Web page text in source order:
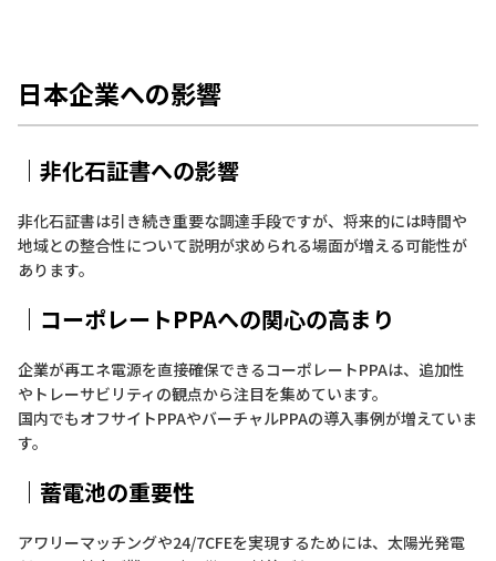
日本企業への影響
｜非化石証書への影響
非化石証書は引き続き重要な調達手段ですが、将来的には時間や
地域との整合性について説明が求められる場面が増える可能性が
あります。
｜コーポレートPPAへの関心の高まり
企業が再エネ電源を直接確保できるコーポレートPPAは、追加性
やトレーサビリティの観点から注目を集めています。
国内でもオフサイトPPAやバーチャルPPAの導入事例が増えていま
す。
｜蓄電池の重要性
アワリーマッチングや24/7CFEを実現するためには、太陽光発電